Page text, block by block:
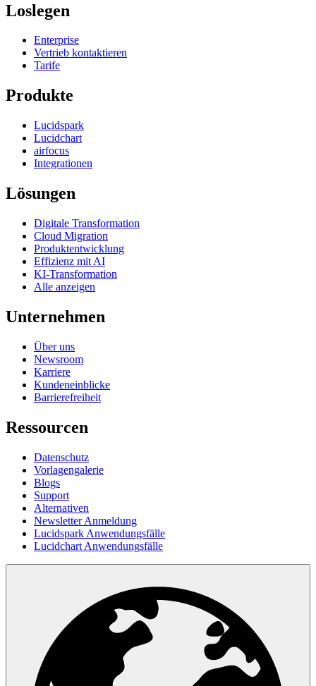
Loslegen
Enterprise
Vertrieb kontaktieren
Tarife
Produkte
Lucidspark
Lucidchart
airfocus
Integrationen
Lösungen
Digitale Transformation
Cloud Migration
Produktentwicklung
Effizienz mit AI
KI-Transformation
Alle anzeigen
Unternehmen
Über uns
Newsroom
Karriere
Kundeneinblicke
Barrierefreiheit
Ressourcen
Datenschutz
Vorlagengalerie
Blogs
Support
Alternativen
Newsletter Anmeldung
Lucidspark Anwendungsfälle
Lucidchart Anwendungsfälle